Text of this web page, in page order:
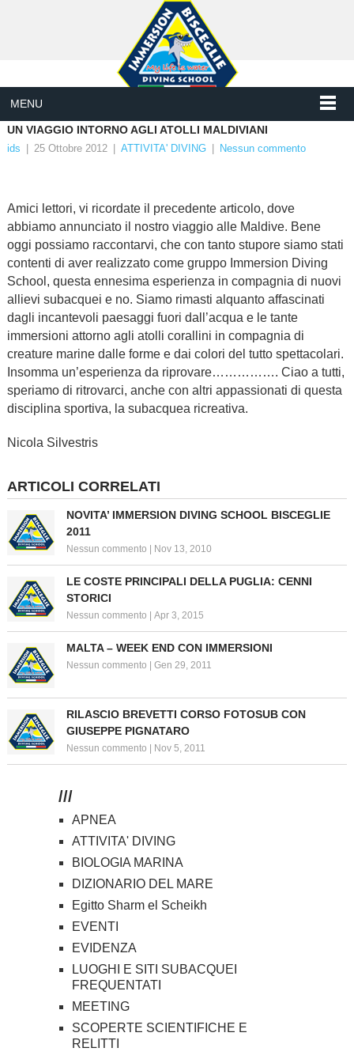
MENU
UN VIAGGIO INTORNO AGLI ATOLLI MALDIVIANI
ids 25 Ottobre 2012 ATTIVITA' DIVING Nessun commento
Amici lettori, vi ricordate il precedente articolo, dove
abbiamo annunciato il nostro viaggio alle Maldive. Bene
oggi possiamo raccontarvi, che con tanto stupore siamo stati
contenti di aver realizzato come gruppo Immersion Diving
School, questa ennesima esperienza in compagnia di nuovi
allievi subacquei e no. Siamo rimasti alquanto affascinati
dagli incantevoli paesaggi fuori dall’acqua e le tante
immersioni attorno agli atolli corallini in compagnia di
creature marine dalle forme e dai colori del tutto spettacolari.
Insomma un’esperienza da riprovare……………. Ciao a tutti,
speriamo di ritrovarci, anche con altri appassionati di questa
disciplina sportiva, la subacquea ricreativa.
Nicola Silvestris
ARTICOLI CORRELATI
NOVITA’ IMMERSION DIVING SCHOOL BISCEGLIE
2011
Nessun commento Nov 13, 2010
LE COSTE PRINCIPALI DELLA PUGLIA: CENNI
STORICI
Nessun commento Apr 3, 2015
MALTA – WEEK END CON IMMERSIONI
Nessun commento Gen 29, 2011
RILASCIO BREVETTI CORSO FOTOSUB CON
GIUSEPPE PIGNATARO
Nessun commento Nov 5, 2011
///
APNEA
ATTIVITA' DIVING
BIOLOGIA MARINA
DIZIONARIO DEL MARE
Egitto Sharm el Scheikh
EVENTI
EVIDENZA
LUOGHI E SITI SUBACQUEI
FREQUENTATI
MEETING
SCOPERTE SCIENTIFICHE E
RELITTI